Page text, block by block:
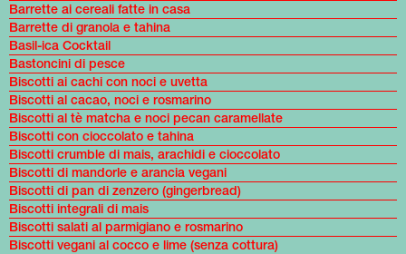
Barrette ai cereali fatte in casa
Barrette di granola e tahina
Basil-ica Cocktail
Bastoncini di pesce
Biscotti ai cachi con noci e uvetta
Biscotti al cacao, noci e rosmarino
Biscotti al tè matcha e noci pecan caramellate
Biscotti con cioccolato e tahina
Biscotti crumble di mais, arachidi e cioccolato
Biscotti di mandorle e arancia vegani
Biscotti di pan di zenzero (gingerbread)
Biscotti integrali di mais
Biscotti salati al parmigiano e rosmarino
Biscotti vegani al cocco e lime (senza cottura)